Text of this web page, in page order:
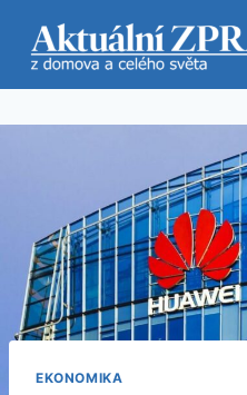
obsah
EKONOMIKA